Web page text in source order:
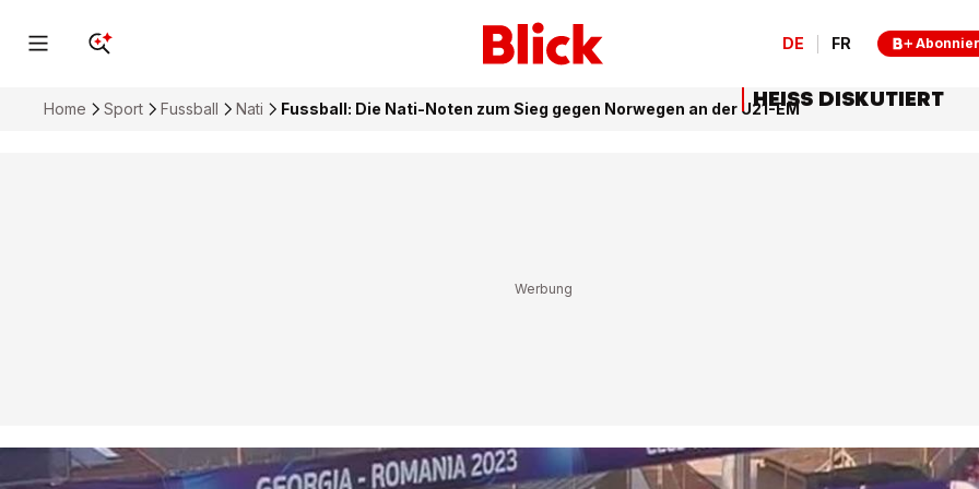
DE FR
Home Sport Fussball Nati Fussball: Die Nati-Noten zum Sieg gegen Norwegen an der U21-EMHEISS DISKUTIERT